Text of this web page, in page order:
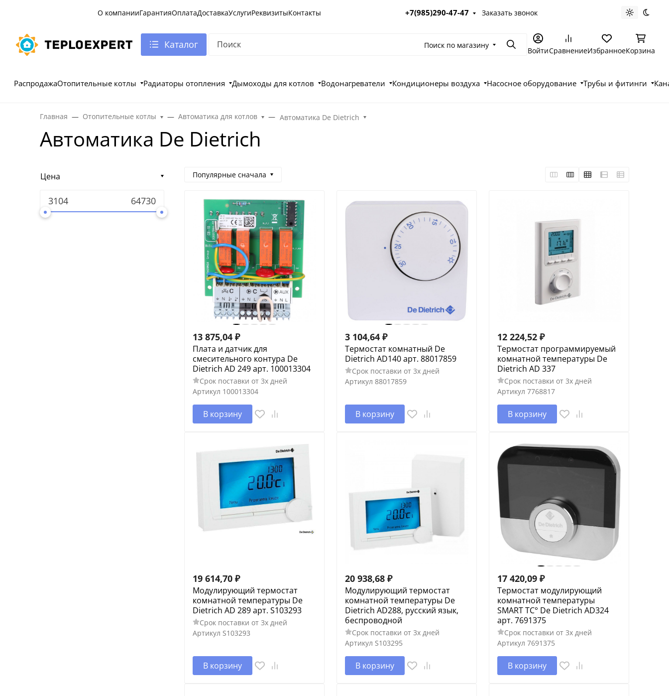
О компанииГарантияОплатаДоставкаУслугиРеквизитыКонтакты +7(985)290-47-47 Заказать звонок Светлая
Каталог Поиск по магазину ПоискВойтиСравнениеИзбранноеКорзина
РаспродажаОтопительные котлы Радиаторы отопления Дымоходы для котлов Водонагреватели Кондиционеры воздуха Насосное оборудование Трубы и фитинги
Главная Отопительные котлы Автоматика для котлов Автоматика De Dietrich
Автоматика De Dietrich
Цена Популярные сначала
13 875,04 ₽
Плата и датчик для
смесительного контура De
Dietrich AD 249 арт. 100013304
Срок поставки от 3х дней
Артикул 100013304
В корзину
3 104,64 ₽
Термостат комнатный De
Dietrich AD140 арт. 88017859
Срок поставки от 3х дней
Артикул 88017859
В корзину
12 224,52 ₽
Термостат программируемый
комнатной температуры De
Dietrich AD 337
Срок поставки от 3х дней
Артикул 7768817
В корзину
19 614,70 ₽
Модулирующий термостат
комнатной температуры De
Dietrich AD 289 арт. S103293
Срок поставки от 3х дней
Артикул S103293
В корзину
20 938,68 ₽
Модулирующий термостат
комнатной температуры De
Dietrich AD288, русский язык,
беспроводной
Срок поставки от 3х дней
Артикул S103295
В корзину
17 420,09 ₽
Термостат модулирующий
комнатной температуры
SMART TC° De Dietrich AD324
арт. 7691375
Срок поставки от 3х дней
Артикул 7691375
В корзину